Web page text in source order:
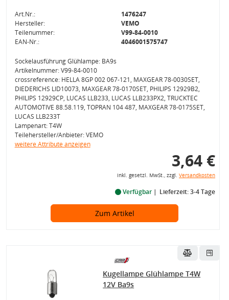
Art.Nr.:
1476247
Hersteller:
VEMO
Teilenummer:
V99-84-0010
EAN-Nr.:
4046001575747
Sockelausführung Glühlampe: BA9s
Artikelnummer: V99-84-0010
crossreference: HELLA 8GP 002 067-121, MAXGEAR 78-0030SET,
DIEDERICHS LID10073, MAXGEAR 78-0170SET, PHILIPS 12929B2,
PHILIPS 12929CP, LUCAS LLB233, LUCAS LLB233PX2, TRUCKTEC
AUTOMOTIVE 88.58.119, TOPRAN 104 487, MAXGEAR 78-0175SET,
LUCAS LLB233T
Lampenart: T4W
Teilehersteller/Anbieter: VEMO
weitere Attribute anzeigen
3,64 €
inkl. gesetzl. MwSt., zzgl. Versandkosten
Verfügbar Lieferzeit: 3-4 Tage
Zum Artikel
Kugellampe Glühlampe T4W
12V Ba9s